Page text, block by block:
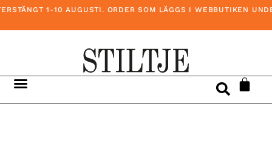
1-10 AUGUSTI. ORDER SOM LÄGGS I WEBBUTIKEN